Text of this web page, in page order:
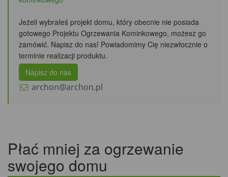
Jeżeli wybrałeś projekt domu, który obecnie nie posiada
gotowego Projektu Ogrzewania Kominkowego, możesz go
zamówić. Napisz do nas! Powiadomimy Cię niezwłocznie o
terminie realizacji produktu.
Napisz do nas
archon@archon.pl
Płać mniej za ogrzewanie
swojego domu